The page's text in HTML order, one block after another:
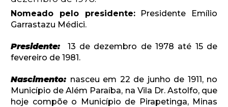
Nomeado pelo presidente:Presidente Emílio
Garrastazu Médici.
Presidente: 13 de dezembro de 1978 até 15 de
fevereiro de 1981.
Nascimento: nasceu em 22 de junho de 1911, no
Município de Além Paraíba, na Vila Dr. Astolfo, que
hoje compõe o Município de Pirapetinga, Minas